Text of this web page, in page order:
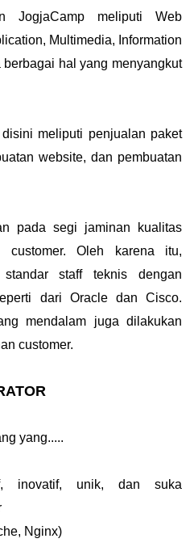
JogjaCamp meliputi Web
Multimedia, Information
hal yang menyangkut
meliputi penjualan paket
website, dan pembuatan
pada segi jaminan kualitas
customer. Oleh karena itu,
standar staff teknis dengan
dari Oracle dan Cisco.
mendalam juga dilakukan
customer.
yang.....
inovatif, unik, dan suka
Nginx)